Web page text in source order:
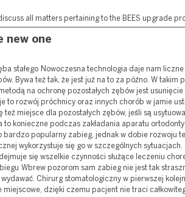
all matters pertaining to the BEES upgrade
new one
stałego Nowoczesna technologia daje nam
Bywa też tak, że jest już na to za późno. W takim
na ochronę pozostałych zębów jest usunięcie
to rozwój próchnicy oraz innych chorób w jamie
też miejsce dla pozostałych zębów, jeśli są
to konieczne podczas zakładania aparatu
bardzo popularny zabieg, jednak w dobie rozwoju
wykorzystuje się go w szczególnych sytuacjach.
się wszelkie czynności służące leczeniu
Wbrew pozorom sam zabieg nie jest tak
wydawać. Chirurg stomatologiczny w pierwszej
miejscowe, dzięki czemu pacjent nie traci